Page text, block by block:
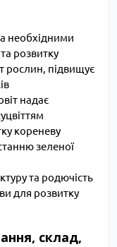
необхідними
розвитку
рослин, підвищує
надає
кореневу
зеленої
та родючість
для розвитку
склад,